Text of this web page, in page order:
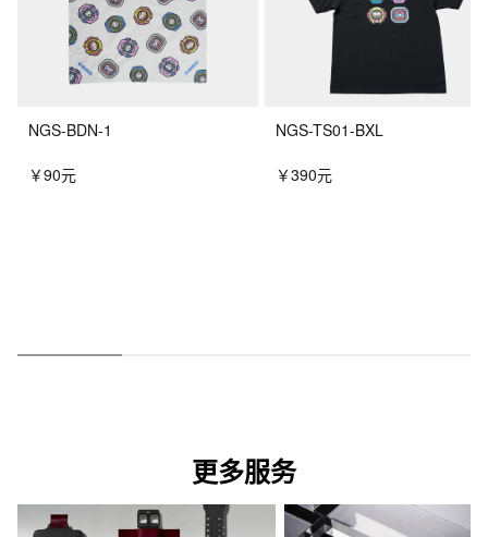
NGS-BDN-1
￥90元
NGS-TS01-BXL
￥390元
更多服务